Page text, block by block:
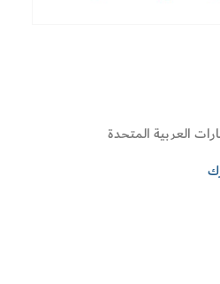
العربية المتحدة